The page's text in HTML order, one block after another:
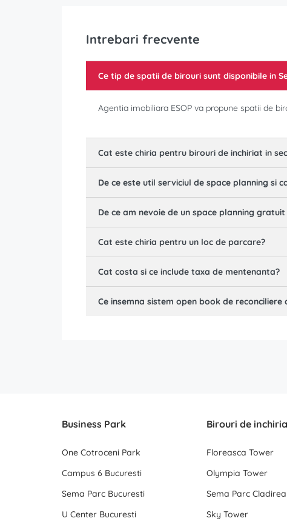
Intrebari frecvente
Ce tip de spatii de birouri sunt disponibile in
Agentia imobiliara ESOP va propune spatii de
Cat este chiria pentru birouri de inchiriat in
De ce este util serviciul de space planning si
De ce am nevoie de un space planning gratuit
Cat este chiria pentru un loc de parcare?
Cat costa si ce include taxa de mentenanta?
Ce insemna sistem open book de
Business Park
One Cotroceni Park
Campus 6 Bucuresti
Sema Parc Bucuresti
U Center Bucuresti
Birouri de
Floreasca Tower
Olympia Tower
Sema Parc
Sky Tower